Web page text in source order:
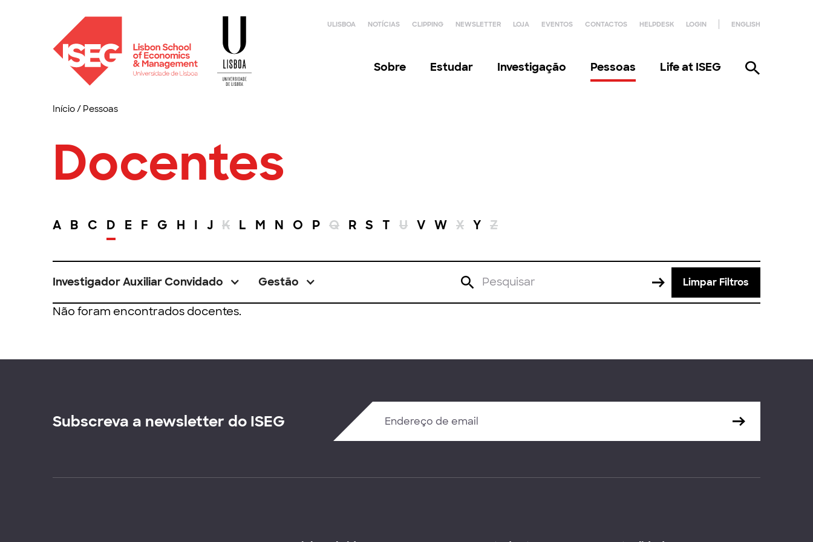
ULISBOA NOTÍCIAS CLIPPING NEWSLETTER LOJA EVENTOS CONTACTOS HELPDESK LOGIN ENGLISH
Sobre Estudar Investigação Pessoas Life at ISEG
Início/ Pessoas
Docentes
A B C D E F G H I J K L M N O P Q R S T U V W X Y Z
Investigador Auxiliar Convidado Gestão Limpar Filtros
Não foram encontrados docentes.
Subscreva a newsletter do ISEG